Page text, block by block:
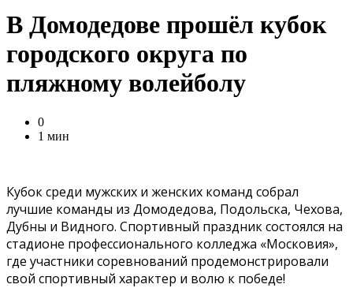
В Домодедове прошёл кубок
городского округа по
пляжному волейболу
0
1 мин
Кубок среди мужских и женских команд собрал
лучшие команды из Домодедова, Подольска, Чехова,
Дубны и Видного. Спортивный праздник состоялся на
стадионе профессионального колледжа «Московия»,
где участники соревнований продемонстрировали
свой спортивный характер и волю к победе!